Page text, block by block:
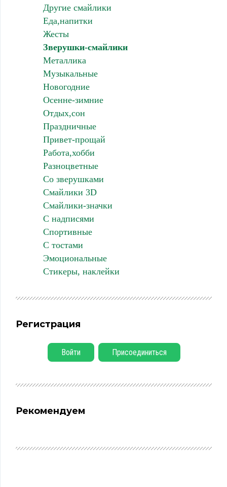
Другие смайлики
Еда,напитки
Жесты
Зверушки-смайлики
Металлика
Музыкальные
Новогодние
Осенне-зимние
Отдых,сон
Праздничные
Привет-прощай
Работа,хобби
Разноцветные
Со зверушками
Смайлики 3D
Смайлики-значки
С надписями
Спортивные
С тостами
Эмоциональные
Стикеры, наклейки
Регистрация
Войти Присоединиться
Рекомендуем